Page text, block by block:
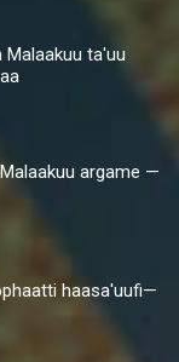
Malaakuu ta'uu
argame —
haasa'uufi—